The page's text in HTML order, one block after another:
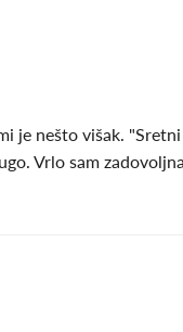
je nešto višak.
Vrlo sam